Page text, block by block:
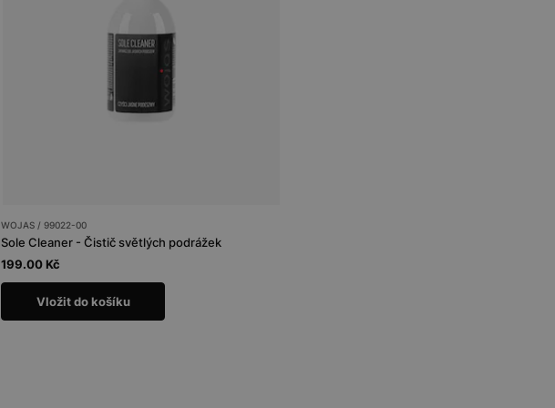
WOJAS / 99022-00
Sole Cleaner - Čistič světlých podrážek
199.00 Kč
Vložit do košíku